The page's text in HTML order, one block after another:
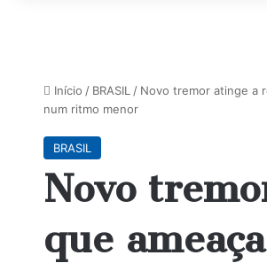
Início / BRASIL / Novo tremor atinge a
num ritmo menor
BRASIL
Novo
que